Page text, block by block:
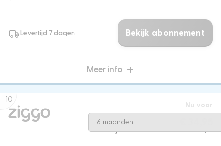
Meer info
Bekijk abonnement
Levertijd 7 dagen
10
Nu voor
6 maanden
Eerste jaar
€ 503,10